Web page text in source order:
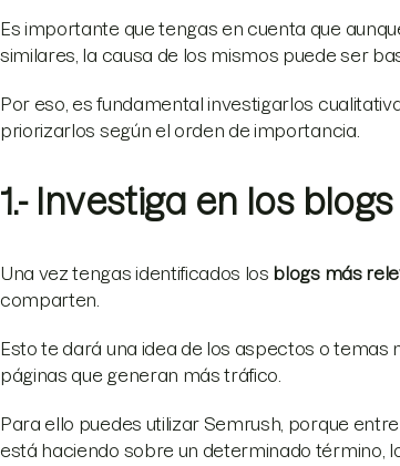
Es importante que tengas en cuenta que
similares, la causa de los mismos puede ser
Por eso, es fundamental investigarlos
priorizarlos según el orden de importancia.
1.- Investiga en los
Una vez tengas identificados los blogs más
comparten.
Esto te dará una idea de los aspectos o
páginas que generan más tráfico.
Para ello puedes utilizar Semrush, porque
está haciendo sobre un determinado término,